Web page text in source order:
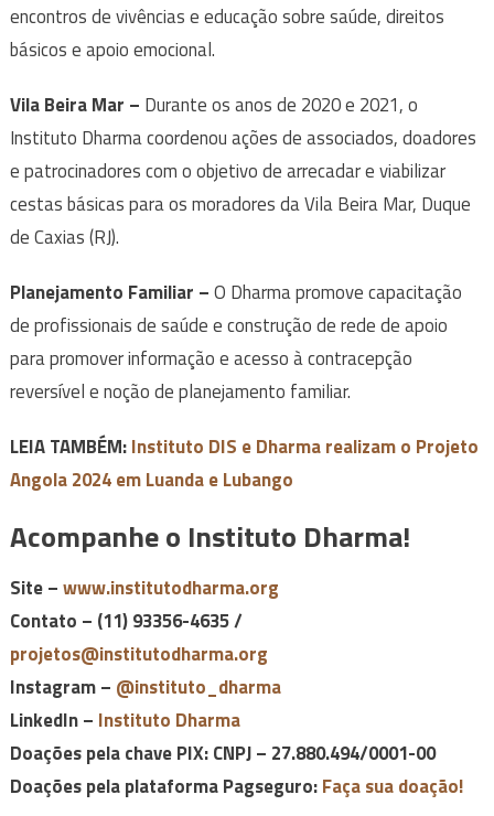
encontros de vivências e educação sobre saúde, direitos
básicos e apoio emocional.
Vila Beira Mar – Durante os anos de 2020 e 2021, o
Instituto Dharma coordenou ações de associados, doadores
e patrocinadores com o objetivo de arrecadar e viabilizar
cestas básicas para os moradores da Vila Beira Mar, Duque
de Caxias (RJ).
Planejamento Familiar –O Dharma promove capacitação
de profissionais de saúde e construção de rede de apoio
para promover informação e acesso à contracepção
reversível e noção de planejamento familiar.
LEIA TAMBÉM:Instituto DIS e Dharma realizam o Projeto
Angola 2024 em Luanda e Lubango
Acompanhe o Instituto Dharma!
Site –www.institutodharma.org
Contato – (11) 93356-4635 /
projetos@institutodharma.org
Instagram – @instituto_dharma
LinkedIn – Instituto Dharma
Doações pela chave PIX: CNPJ – 27.880.494/0001-00
Doações pela plataforma Pagseguro:Faça sua doação!